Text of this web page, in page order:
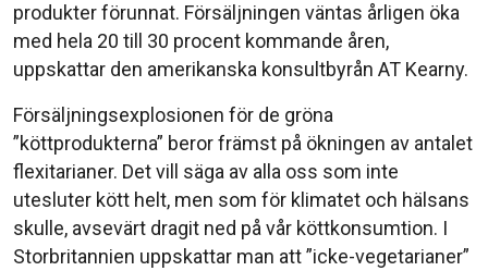
produkter förunnat. Försäljningen väntas årligen öka
med hela 20 till 30 procent kommande åren,
uppskattar den amerikanska konsultbyrån AT Kearny.
Försäljningsexplosionen för de gröna
”köttprodukterna” beror främst på ökningen av antalet
flexitarianer. Det vill säga av alla oss som inte
utesluter kött helt, men som för klimatet och hälsans
skulle, avsevärt dragit ned på vår köttkonsumtion. I
Storbritannien uppskattar man att ”icke-vegetarianer”